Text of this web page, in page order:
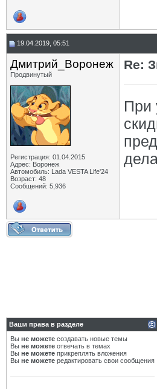
19.04.2019, 05:51
Дмитрий_Воронеж
Продвинутый
Регистрация: 01.04.2015
Адрес: Воронеж
Автомобиль: Lada VESTA Life'24
Возраст: 48
Сообщений: 5,936
Re:
При
Ваши права в разделе
Вы не можете создавать новые темы
Вы не можете отвечать в темах
Вы не можете прикреплять вложения
Вы не можете редактировать свои сообщения